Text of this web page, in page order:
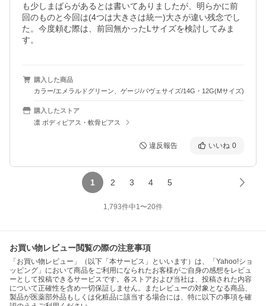
も少しまばらがあるとは書いてありましたが、明らかに前
回のものと今回は(4つは大きさは統一)大さが違い残念でし
た。今度頼む際は、前回無かったLサイズを検討してみま
す。
購入した商品
カラー/エメラルドグリーン、ゲージ/パヴェサイズ/14G・12G(Mサイズ)
購入したストア
凛 ボディピアス・軟骨ピアス
違反報告 いいね 0
1 2 3 4 5
1,793件中1〜20件
お買い物レビュー閲覧の際の注意事項
「お買い物レビュー」（以下「本サービス」といいます）は、「Yahoo!ショ
ッピング」において商品をご利用になられたお客様がご自身の感想をレビュ
ーとして投稿できるサービスです。各ストアおよび当社は、投稿された内容
について正確性を含め一切保証しません。またレビューの対象となる商品、
製品が医薬部外品もしくは化粧品に該当する場合には、特に以下の事項を確